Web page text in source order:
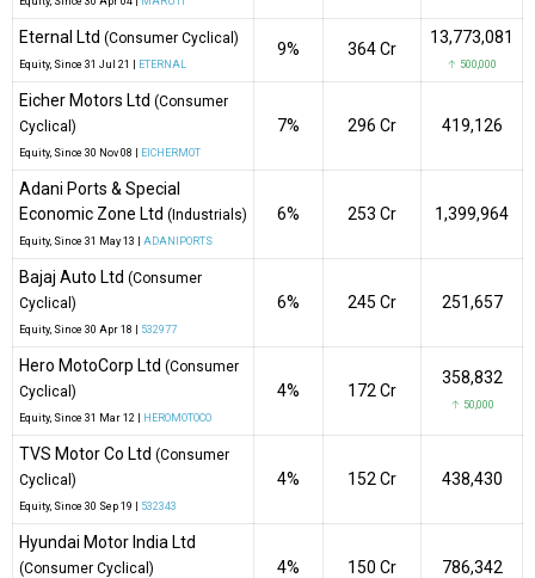
Eternal Ltd (Consumer Cyclical)
Equity , Since 31 Jul 21 | ETERNAL
9% ₹364 Cr
13,773,081
↑ 500,000
Eicher Motors Ltd (Consumer
Cyclical)
Equity , Since 30 Nov 08 | EICHERMOT
7% ₹296 Cr 419,126
Adani Ports & Special
Economic Zone Ltd (Industrials)
Equity , Since 31 May 13 | ADANIPORTS
6% ₹253 Cr 1,399,964
Bajaj Auto Ltd (Consumer
Cyclical)
Equity , Since 30 Apr 18 | 532977
6% ₹245 Cr 251,657
Hero MotoCorp Ltd (Consumer
Cyclical)
Equity , Since 31 Mar 12 | HEROMOTOCO
4% ₹172 Cr
358,832
↑ 50,000
TVS Motor Co Ltd (Consumer
Cyclical)
Equity , Since 30 Sep 19 | 532343
4% ₹152 Cr 438,430
Hyundai Motor India Ltd
(Consumer Cyclical) 4% ₹150 Cr 786,342